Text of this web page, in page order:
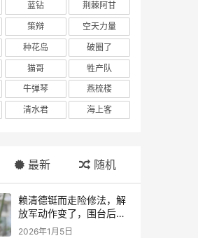
蓝钻
荆棘阿甘
策辩
空天力量
种花岛
破圈了
猫哥
牲产队
牛弹琴
燕梳楼
清水君 海上客
最新 随机
赖清德铤而走险修法，解
放军动作变了，围台后的
“真正杀招”曝光
2026年1月5日